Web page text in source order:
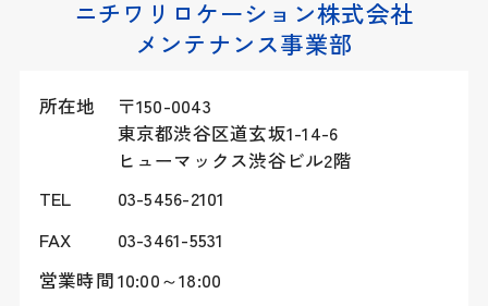
ニチワリロケーション株式会社
メンテナンス事業部
所在地
〒150-0043
東京都渋谷区道玄坂1-14-6
ヒューマックス渋谷ビル2階
TEL
03-5456-2101
FAX
03-3461-5531
営業時間10:00～18:00